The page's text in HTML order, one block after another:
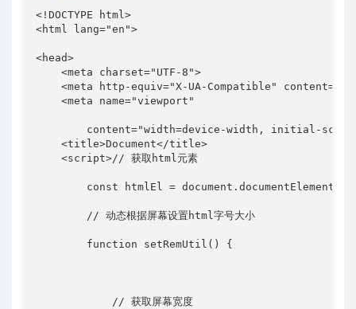
<! DOCTYPE html>
<html lang="en ">
<head>
<meta charset=" UTF-8 ">
<meta http-equiv="X-UA-Compatible " content=
<meta name="viewport "
content="width=device-width, initial-
<title>Document</title>
<script>// 获取html元素
const htmlEl = document . documentElement
// 动态根据屏幕设置html字号大小
function setRemUtil ( ) {
// 获取屏幕宽度